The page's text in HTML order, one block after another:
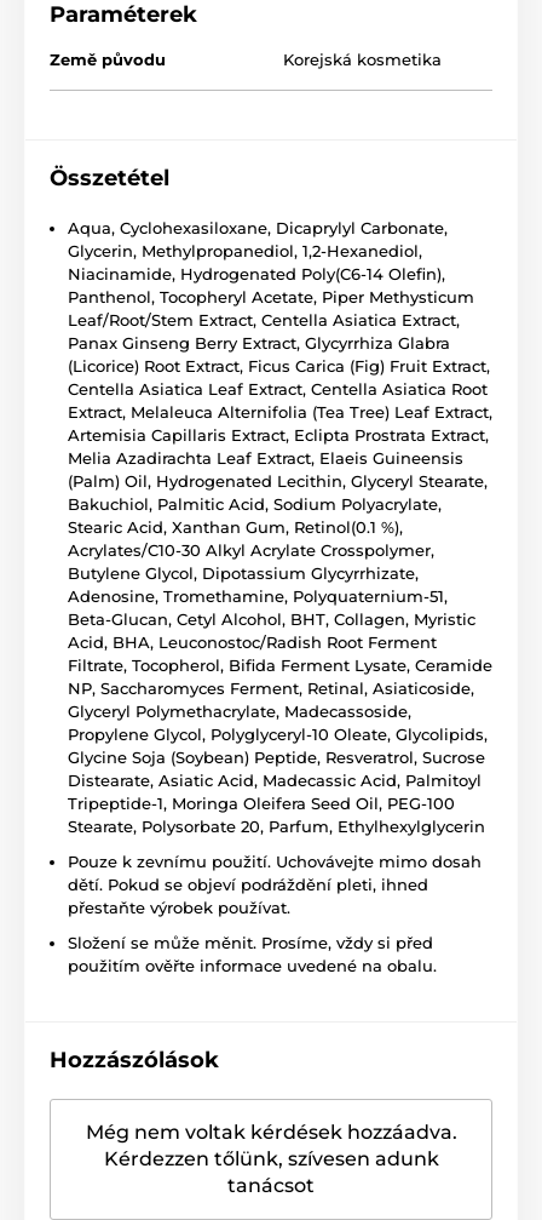
Paraméterek
Země původu Korejská kosmetika
Összetétel
Aqua, Cyclohexasiloxane, Dicaprylyl Carbonate,
Glycerin, Methylpropanediol, 1,2-Hexanediol,
Niacinamide, Hydrogenated Poly(C6-14 Olefin),
Panthenol, Tocopheryl Acetate, Piper Methysticum
Leaf/Root/Stem Extract, Centella Asiatica Extract,
Panax Ginseng Berry Extract, Glycyrrhiza Glabra
(Licorice) Root Extract, Ficus Carica (Fig) Fruit Extract,
Centella Asiatica Leaf Extract, Centella Asiatica Root
Extract, Melaleuca Alternifolia (Tea Tree) Leaf Extract,
Artemisia Capillaris Extract, Eclipta Prostrata Extract,
Melia Azadirachta Leaf Extract, Elaeis Guineensis
(Palm) Oil, Hydrogenated Lecithin, Glyceryl Stearate,
Bakuchiol, Palmitic Acid, Sodium Polyacrylate,
Stearic Acid, Xanthan Gum, Retinol(0.1 %),
Acrylates/C10-30 Alkyl Acrylate Crosspolymer,
Butylene Glycol, Dipotassium Glycyrrhizate,
Adenosine, Tromethamine, Polyquaternium-51,
Beta-Glucan, Cetyl Alcohol, BHT, Collagen, Myristic
Acid, BHA, Leuconostoc/Radish Root Ferment
Filtrate, Tocopherol, Bifida Ferment Lysate, Ceramide
NP, Saccharomyces Ferment, Retinal, Asiaticoside,
Glyceryl Polymethacrylate, Madecassoside,
Propylene Glycol, Polyglyceryl-10 Oleate, Glycolipids,
Glycine Soja (Soybean) Peptide, Resveratrol, Sucrose
Distearate, Asiatic Acid, Madecassic Acid, Palmitoyl
Tripeptide-1, Moringa Oleifera Seed Oil, PEG-100
Stearate, Polysorbate 20, Parfum, Ethylhexylglycerin
Pouze k zevnímu použití. Uchovávejte mimo dosah
dětí. Pokud se objeví podráždění pleti, ihned
přestaňte výrobek používat.
Složení se může měnit. Prosíme, vždy si před
použitím ověřte informace uvedené na obalu.
Hozzászólások
Még nem voltak kérdések hozzáadva.
Kérdezzen tőlünk, szívesen adunk
tanácsot